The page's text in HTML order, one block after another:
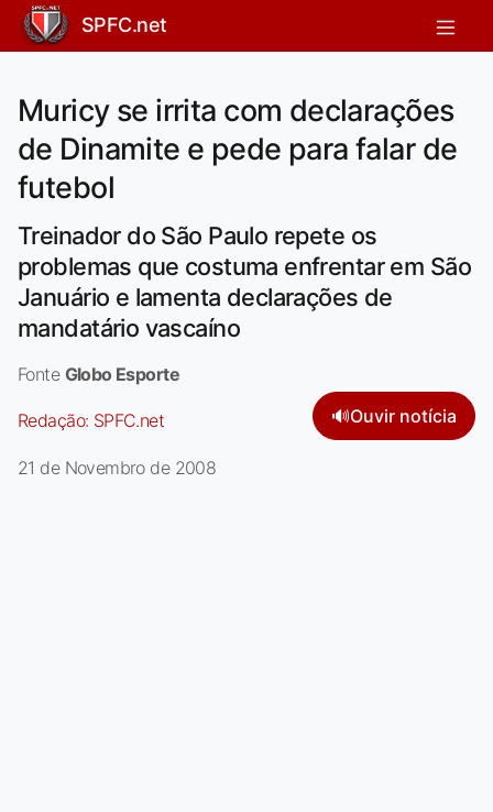
SPFC.net
Muricy se irrita com declarações
de Dinamite e pede para falar de
futebol
Treinador do São Paulo repete os
problemas que costuma enfrentar em São
Januário e lamenta declarações de
mandatário vascaíno
Fonte Globo Esporte
Redação: SPFC.net 🔊Ouvir notícia
21 de Novembro de 2008